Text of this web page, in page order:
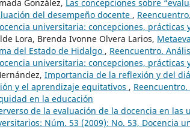
González, Las concepciones sobre
del desempeño docente ,
universitaria: concepciones, prácticas
Lora, Brenda Ivonne Olvera Larios,
del Estado de Hidalgo , Reencuentro.
universitaria: concepciones, prácticas
Importancia de la reflexión y del
y el aprendizaje equitativos ,
en la educación
de la evaluación de la docencia en las
Núm. 53 (2009): No. 53, Docencia